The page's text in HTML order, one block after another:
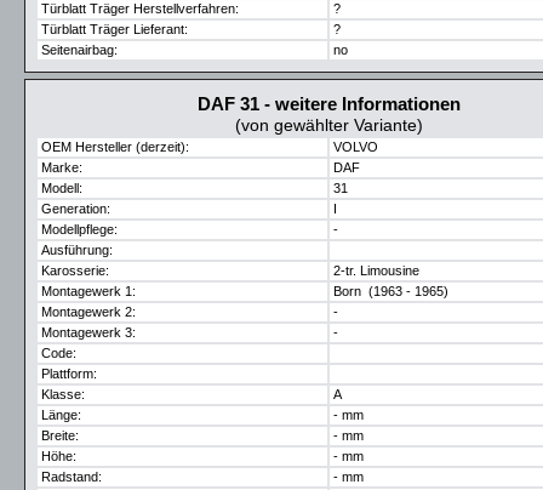
?
Türblatt Träger Herstellverfahren:
?
Türblatt Träger Lieferant:
no
Seitenairbag:
DAF 31 - weitere Informationen
(von gewählter Variante)
VOLVO
OEM Hersteller (derzeit):
DAF
Marke:
31
Modell:
I
Generation:
-
Modellpflege:
Ausführung:
2-tr. Limousine
Karosserie:
Born (1963 - 1965)
Montagewerk 1:
-
Montagewerk 2:
-
Montagewerk 3:
Code:
Plattform:
A
Klasse:
- mm
Länge:
- mm
Breite:
- mm
Höhe:
- mm
Radstand: